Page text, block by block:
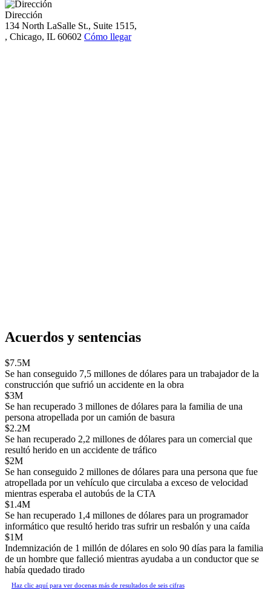
Dirección
134 North LaSalle St., Suite 1515,
, Chicago, IL 60602 Cómo llegar
Acuerdos y sentencias
$7.5M
Se han conseguido 7,5 millones de dólares para un trabajador de la
construcción que sufrió un accidente en la obra
$3M
Se han recuperado 3 millones de dólares para la familia de una
persona atropellada por un camión de basura
$2.2M
Se han recuperado 2,2 millones de dólares para un comercial que
resultó herido en un accidente de tráfico
$2M
Se han conseguido 2 millones de dólares para una persona que fue
atropellada por un vehículo que circulaba a exceso de velocidad
mientras esperaba el autobús de la CTA
$1.4M
Se han recuperado 1,4 millones de dólares para un programador
informático que resultó herido tras sufrir un resbalón y una caída
$1M
Indemnización de 1 millón de dólares en solo 90 días para la familia
de un hombre que falleció mientras ayudaba a un conductor que se
había quedado tirado
Haz clic aquí para ver docenas más de resultados de seis cifras